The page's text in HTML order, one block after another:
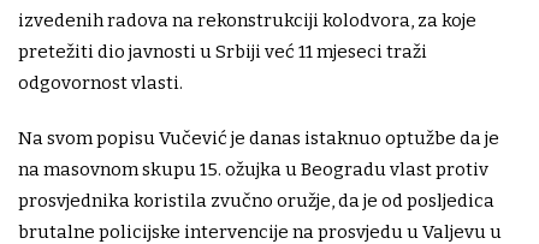
izvedenih radova na rekonstrukciji kolodvora, za koje
pretežiti dio javnosti u Srbiji već 11 mjeseci traži
odgovornost vlasti.
Na svom popisu Vučević je danas istaknuo optužbe da je
na masovnom skupu 15. ožujka u Beogradu vlast protiv
prosvjednika koristila zvučno oružje, da je od posljedica
brutalne policijske intervencije na prosvjedu u Valjevu u